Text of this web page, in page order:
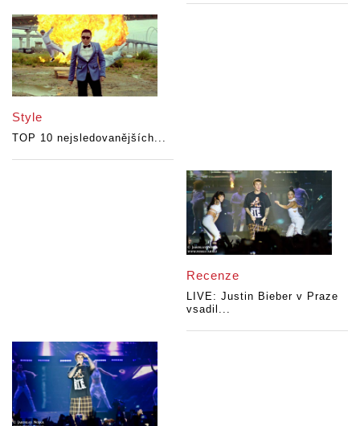
Style
TOP 10 nejsledovanějších...
Recenze
LIVE: Justin Bieber v Praze
vsadil...